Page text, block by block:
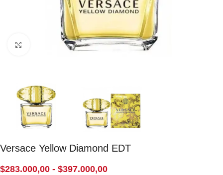
Click to enlarge
Versace Yellow Diamond EDT
$283.000,00 - $397.000,00